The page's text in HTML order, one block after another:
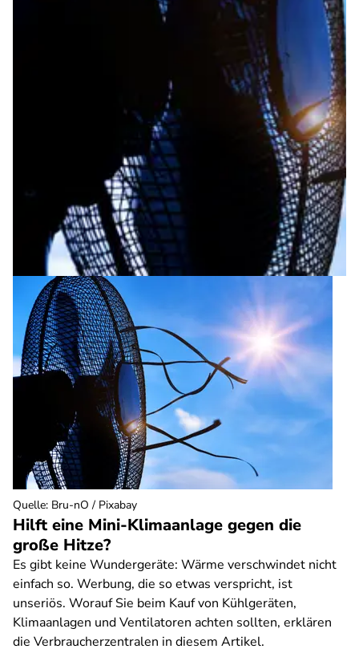
Hilft eine Mini-Klimaanlage gegen die
große Hitze?
Es gibt keine Wundergeräte: Wärme verschwindet nicht
einfach so. Werbung, die so etwas verspricht, ist
unseriös. Worauf Sie beim Kauf von Kühlgeräten,
Klimaanlagen und Ventilatoren achten sollten, erklären
die Verbraucherzentralen in diesem Artikel.
Quelle: Bru-nO / Pixabay